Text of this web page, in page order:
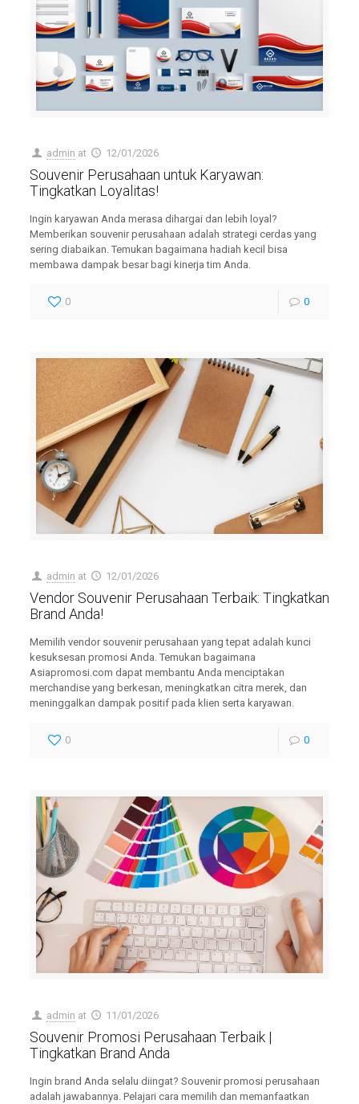
admin at 12/01/2026
Souvenir Perusahaan untuk Karyawan:
Tingkatkan Loyalitas!
Ingin karyawan Anda merasa dihargai dan lebih loyal?
Memberikan souvenir perusahaan adalah strategi cerdas yang
sering diabaikan. Temukan bagaimana hadiah kecil bisa
membawa dampak besar bagi kinerja tim Anda.
0 0
admin at 12/01/2026
Vendor Souvenir Perusahaan Terbaik: Tingkatkan
Brand Anda!
Memilih vendor souvenir perusahaan yang tepat adalah kunci
kesuksesan promosi Anda. Temukan bagaimana
Asiapromosi.com dapat membantu Anda menciptakan
merchandise yang berkesan, meningkatkan citra merek, dan
meninggalkan dampak positif pada klien serta karyawan.
0 0
admin at 11/01/2026
Souvenir Promosi Perusahaan Terbaik |
Tingkatkan Brand Anda
Ingin brand Anda selalu diingat? Souvenir promosi perusahaan
adalah jawabannya. Pelajari cara memilih dan memanfaatkan